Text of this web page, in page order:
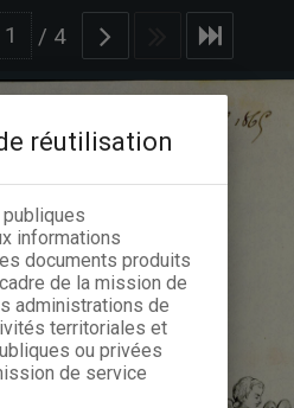
/ 4
réutilisation
informations
documents produits
de la mission de
administrations de
territoriales et
ou privées
de service